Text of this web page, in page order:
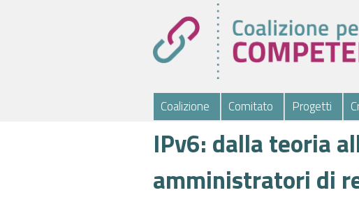
Coalizione Comitato Progetti
IPv6: dalla teoria
amministratori di